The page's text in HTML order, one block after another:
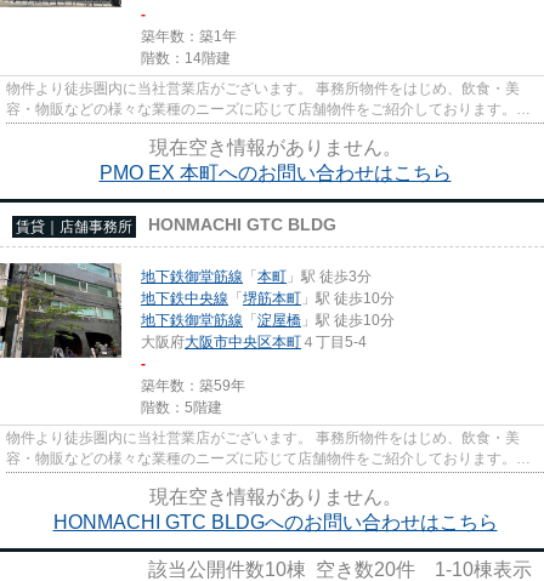
-
築年数：築1年
階数：14階建
物件より徒歩圏内に当社営業店がございます。 事務所物件をはじめ、飲食・美
容・物販などの様々な業種のニーズに応じて店舗物件をご紹介しております。
尚、弊社ではおとり広告は一切...
現在空き情報がありません。
PMO EX 本町へのお問い合わせはこちら
賃貸｜店舗事務所 HONMACHI GTC BLDG
地下鉄御堂筋線 「本町 」駅 徒歩3分
地下鉄中央線 「堺筋本町 」駅 徒歩10分
地下鉄御堂筋線 「淀屋橋 」駅 徒歩10分
大阪府大阪市中央区本町 ４丁目5-4
-
築年数：築59年
階数：5階建
物件より徒歩圏内に当社営業店がございます。 事務所物件をはじめ、飲食・美
容・物販などの様々な業種のニーズに応じて店舗物件をご紹介しております。
尚、弊社ではおとり広告は一切...
現在空き情報がありません。
HONMACHI GTC BLDGへのお問い合わせはこちら
該当公開件数10棟 空き数20件 1-10棟表示